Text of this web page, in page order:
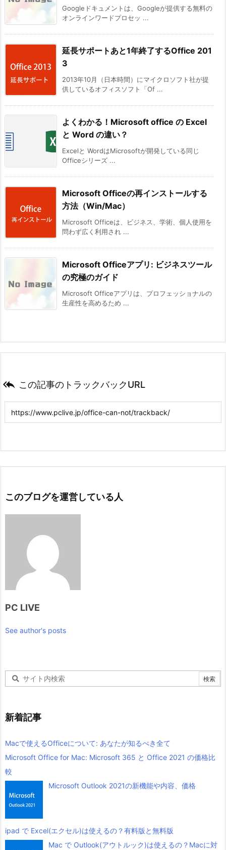
Googleドキュメントは、Googleが提供する無料の
オンラインワードプロセッ ...
延長サポートあと1年終了するOffice 201
3
2013年10月（日本時間）にマイクロソフト社が提
供しているオフィスソフト「Of ...
よくわかる！Microsoft office の Excel
と Word の違い？
Excelと WordはMicrosoftが開発している同じ
Officeシリーズ ...
Microsoft Officeの再インストールする
方法（Win/Mac）
Microsoft Officeは、ビジネス、学術、個人使用を
問わず広く利用され ...
Microsoft Officeアプリ: ビジネスツール
の究極のガイド
Microsoft Officeアプリは、プロフェッショナルの
生産性を高めるため ...
 この記事のトラックバックURL
このブログを運営している人
PC LIVE
See author's posts
新着記事
Macで使えるOfficeについて: あなたが知るべき全て
Microsoft Office for Mac: Microsoft 365 と Office 2021 の価格比
較
Microsoft Outlook 2021の新機能や内容、価格
ipad で Excel(エクセル)は使えるの？有料版と無料版
Mac で Outlook(アウトルック)は使えるの？Macに対